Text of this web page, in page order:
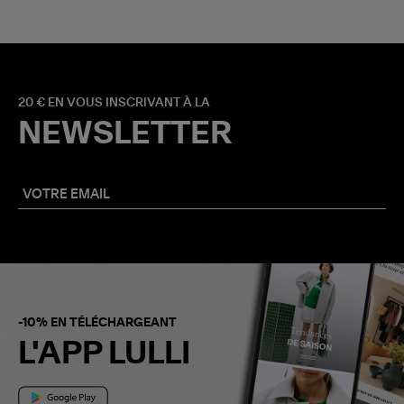
20 € EN VOUS INSCRIVANT À LA
NEWSLETTER
-10% EN TÉLÉCHARGEANT
L'APP LULLI